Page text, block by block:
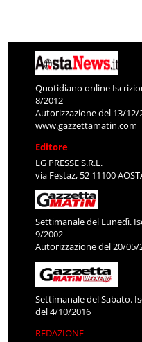
Quotidiano online
8/2012
Autorizzazione del 13/12/
www.gazzettamatin.com
Editore
LG PRESSE S.R.L.
via Festaz, 52 11100
Settimanale del Lunedì.
9/2002
Autorizzazione del 20/05/
Settimanale del Sabato.
del 4/10/2016
REDAZIONE